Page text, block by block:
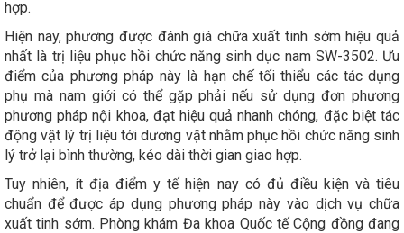
hợp.
Hiện nay, phương được đánh giá chữa xuất tinh sớm hiệu quả
nhất là trị liệu phục hồi chức năng sinh dục nam SW-3502. Ưu
điểm của phương pháp này là hạn chế tối thiểu các tác dụng
phụ mà nam giới có thể gặp phải nếu sử dụng đơn phương
phương pháp nội khoa, đạt hiệu quả nhanh chóng, đặc biệt tác
động vật lý trị liệu tới dương vật nhằm phục hồi chức năng sinh
lý trở lại bình thường, kéo dài thời gian giao hợp.
Tuy nhiên, ít địa điểm y tế hiện nay có đủ điều kiện và tiêu
chuẩn để được áp dụng phương pháp này vào dịch vụ chữa
xuất tinh sớm. Phòng khám Đa khoa Quốc tế Cộng đồng đang